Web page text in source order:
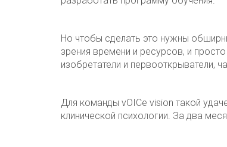
Но чтобы сделать это нужны
зрения времени и ресурсов, и
изобретатели и первооткрыватели,
Для команды vOICe vision такой
клинической психологии. За два